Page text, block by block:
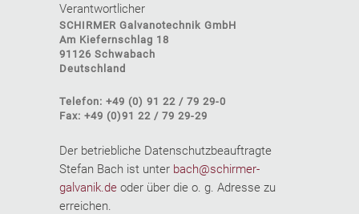
Verantwortlicher
SCHIRMER Galvanotechnik GmbH
Am Kiefernschlag 18
91126 Schwabach
Deutschland
Telefon: +49 (0) 91 22 / 79 29-0
Fax: +49 (0)91 22 / 79 29-29
Der betriebliche Datenschutzbeauftragte
Stefan Bach ist unter bach@schirmer-
galvanik.de oder über die o. g. Adresse zu
erreichen.